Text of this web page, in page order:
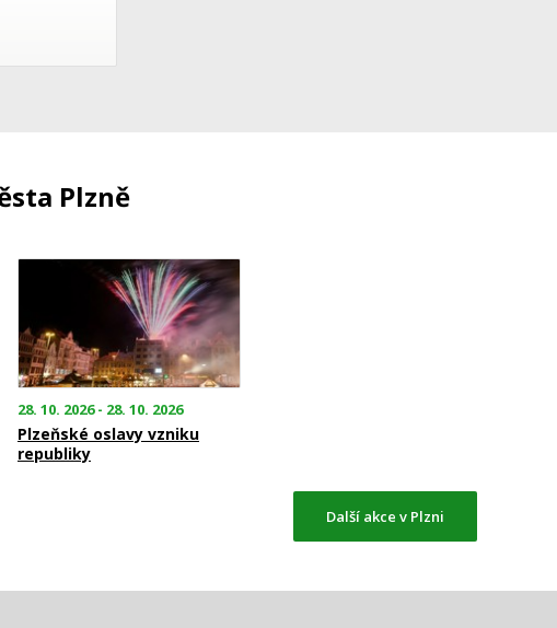
Plzně
28. 10. 2026 - 28. 10. 2026
Plzeňské oslavy vzniku
republiky
Další akce v Plzni